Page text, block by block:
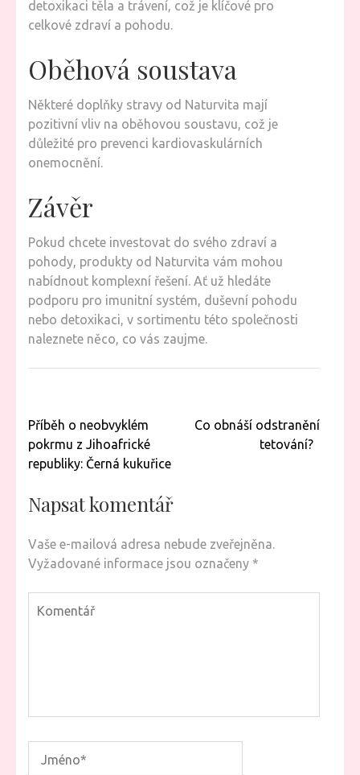
detoxikaci těla a trávení, což je klíčové pro
celkové zdraví a pohodu.
Oběhová soustava
Některé doplňky stravy od Naturvita mají
pozitivní vliv na oběhovou soustavu, což je
důležité pro prevenci kardiovaskulárních
onemocnění.
Závěr
Pokud chcete investovat do svého zdraví a
pohody, produkty od Naturvita vám mohou
nabídnout komplexní řešení. Ať už hledáte
podporu pro imunitní systém, duševní pohodu
nebo detoxikaci, v sortimentu této společnosti
naleznete něco, co vás zaujme.
Navigace
pro
příspěvek
Příběh o neobvyklém
pokrmu z Jihoafrické
republiky: Černá kukuřice
Co obnáší odstranění
tetování?
Napsat komentář
Vaše e-mailová adresa nebude zveřejněna.
Vyžadované informace jsou označeny *